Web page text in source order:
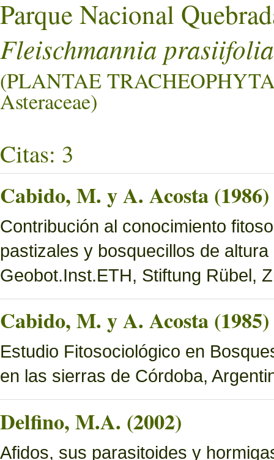
Parque Nacional
Fleischmannia prasiifolia
(PLANTAE
Asteraceae)
Citas: 3
Cabido, M. y A. Acosta (1986)
Contribución al conocimiento
pastizales y bosquecillos de
Geobot.Inst.ETH, Stiftung Rübel,
Cabido, M. y A. Acosta (1985)
Estudio Fitosociológico en
en las sierras de Córdoba,
Delfino, M.A. (2002)
Afidos, sus parasitoides y